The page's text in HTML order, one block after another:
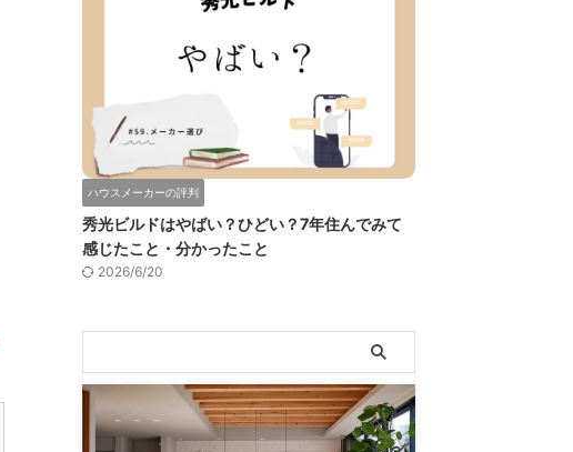
ハウスメーカーの評判
秀光ビルドはやばい？ひどい？7年住んでみて
感じたこと・分かったこと
2026/6/20